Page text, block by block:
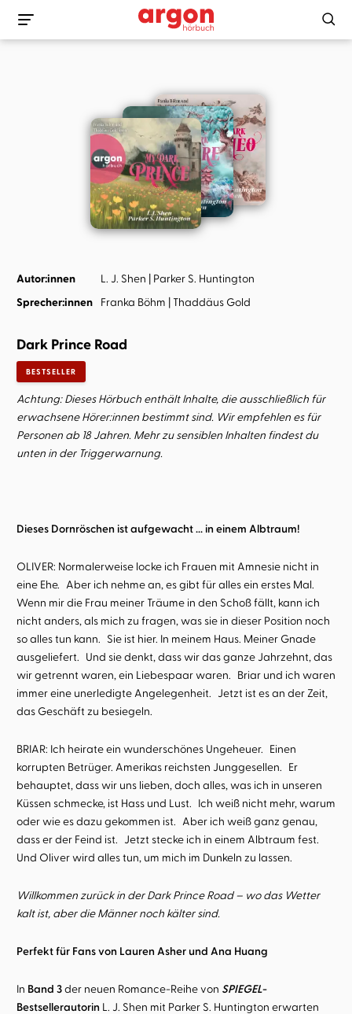
Autor:innen L. J. Shen Parker S. Huntington
Sprecher:innen Franka Böhm Thaddäus Gold
Dark Prince Road
BESTSELLER
Achtung: Dieses Hörbuch enthält Inhalte, die ausschließlich für
erwachsene Hörer:innen bestimmt sind. Wir empfehlen es für
Personen ab 18 Jahren. Mehr zu sensiblen Inhalten findest du
unten in der Triggerwarnung.
Dieses Dornröschen ist aufgewacht ... in einem Albtraum!
OLIVER: Normalerweise locke ich Frauen mit Amnesie nicht in
eine Ehe. Aber ich nehme an, es gibt für alles ein erstes Mal.
Wenn mir die Frau meiner Träume in den Schoß fällt, kann ich
nicht anders, als mich zu fragen, was sie in dieser Position noch
so alles tun kann. Sie ist hier. In meinem Haus. Meiner Gnade
ausgeliefert. Und sie denkt, dass wir das ganze Jahrzehnt, das
wir getrennt waren, ein Liebespaar waren. Briar und ich waren
immer eine unerledigte Angelegenheit. Jetzt ist es an der Zeit,
das Geschäft zu besiegeln.
BRIAR: Ich heirate ein wunderschönes Ungeheuer. Einen
korrupten Betrüger. Amerikas reichsten Junggesellen. Er
behauptet, dass wir uns lieben, doch alles, was ich in unseren
Küssen schmecke, ist Hass und Lust. Ich weiß nicht mehr, warum
oder wie es dazu gekommen ist. Aber ich weiß ganz genau,
dass er der Feind ist. Jetzt stecke ich in einem Albtraum fest.
Und Oliver wird alles tun, um mich im Dunkeln zu lassen.
Willkommen zurück in der Dark Prince Road – wo das Wetter
kalt ist, aber die Männer noch kälter sind.
Perfekt für Fans von Lauren Asher und Ana Huang
In Band 3der neuen Romance-Reihe von SPIEGEL-
Bestsellerautorin L. J. Shen mit Parker S. Huntington erwarten